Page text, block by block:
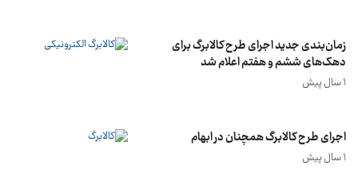
زمان‌بندی جدید اجرای طرح کالابرگ برای
دهک‌های ششم و هفتم اعلام شد
1 سال پیش
اجرای طرح کالابرگ همچنان در ابهام
1 سال پیش